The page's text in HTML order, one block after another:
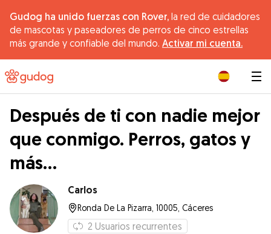
Gudog ha unido fuerzas con Rover, la red de cuidadores
de mascotas y paseadores de perros de cinco estrellas
más grande y confiable del mundo. Activar mi cuenta.
Después de ti con nadie mejor
que conmigo. Perros, gatos y
más...
Carlos
Ronda De La Pizarra, 10005, Cáceres
2 Usuarios recurrentes